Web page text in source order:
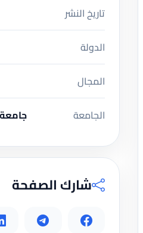
تاريخ النشر
الدولة
المجال
الجامعة
شارك الصفحة